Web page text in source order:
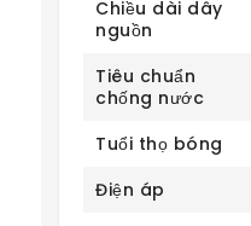
Chiều dài dây
nguồn
Tiêu chuẩn
chống nước
Tuổi thọ bóng
Điện áp